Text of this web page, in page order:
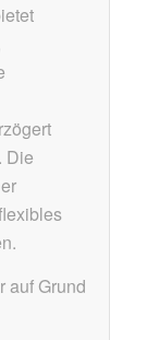
Die
auf Grund